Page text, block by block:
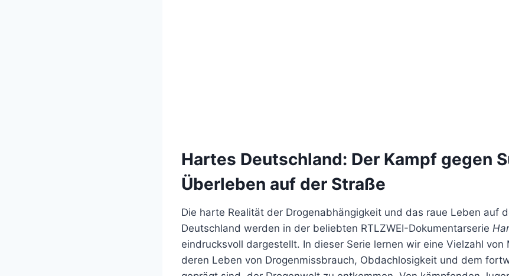
Hartes Deutschland: Der Kampf gegen
Überleben auf der Straße
Die harte Realität der Drogenabhängigkeit und das raue Leben auf
Deutschland werden in der beliebten RTLZWEI-Dokumentarserie
eindrucksvoll dargestellt. In dieser Serie lernen wir eine Vielzahl von
deren Leben von Drogenmissbrauch, Obdachlosigkeit und dem